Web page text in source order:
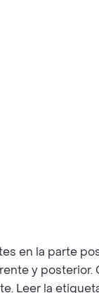
en la parte
y posterior.
Leer la